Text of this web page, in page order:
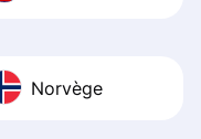
Norvège